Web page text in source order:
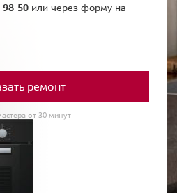
50 или через форму на
ремонт
от 30 минут